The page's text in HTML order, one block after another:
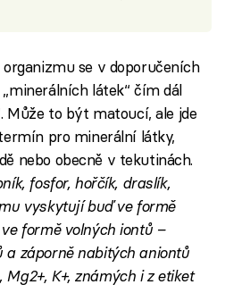
se v doporučeních
látek“ čím dál
Může to být matoucí, ale jde
pro minerální látky,
nebo obecně v tekutinách.
fosfor, hořčík, draslík,
vyskytují buď ve formě
formě volných iontů –
záporně nabitých aniontů
Mg2+, K+, známých i z etiket